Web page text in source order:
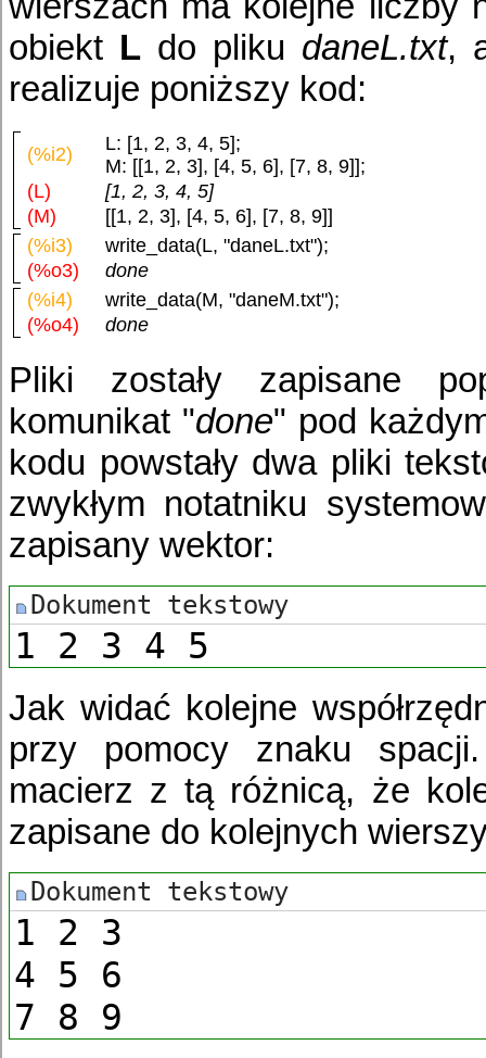
obiekt L do pliku daneL.txt,
realizuje poniższy kod:
(%i2)
L: [1, 2, 3, 4, 5];
M: [[1, 2, 3], [4, 5, 6], [7, 8, 9]];
(L)
[1, 2, 3, 4, 5]
(M)
[[1, 2, 3], [4, 5, 6], [7, 8, 9]]
(%i3)
write_data(L, "daneL.txt");
(%o3)
done
(%i4)
write_data(M, "daneM.txt");
(%o4)
done
Pliki zostały zapisane
komunikat "done" pod
kodu powstały dwa pliki
zwykłym notatniku
zapisany wektor:
1 2 3 4 5
Jak widać kolejne
przy pomocy znaku
macierz z tą różnicą, że
zapisane do kolejnych
1 2 3
4 5 6
7 8 9